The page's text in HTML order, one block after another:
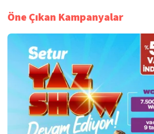
Öne Çıkan Kampanyalar